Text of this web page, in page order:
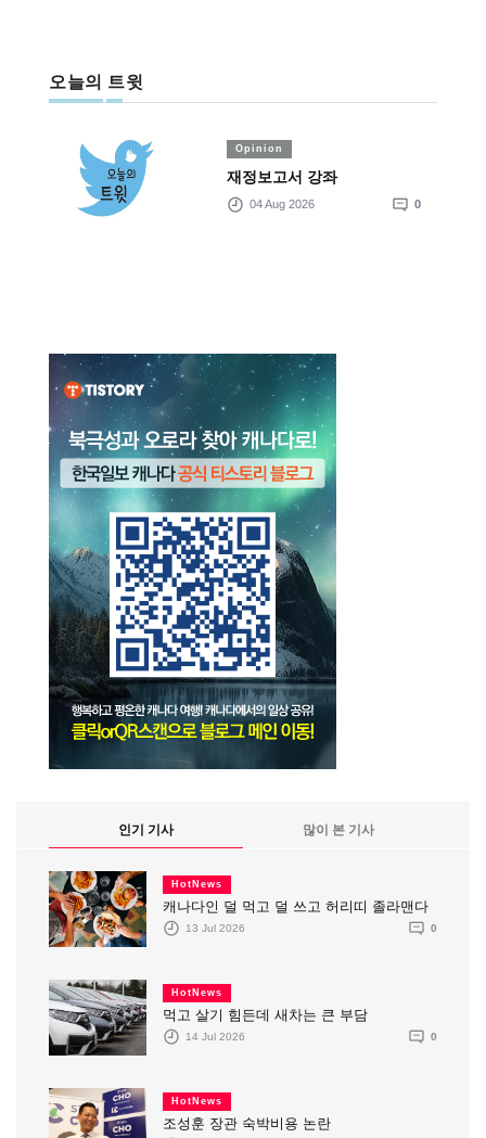
오늘의 트윗
Opinion
재정보고서 강좌
04 Aug 2026 0
인기 기사 많이 본 기사
HotNews
캐나다인 덜 먹고 덜 쓰고 허리띠 졸라맨다
13 Jul 2026 0
HotNews
먹고 살기 힘든데 새차는 큰 부담
14 Jul 2026 0
HotNews
조성훈 장관 숙박비용 논란